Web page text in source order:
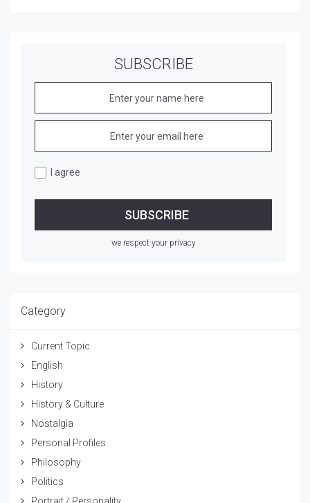
SUBSCRIBE
I agree
we respect your privacy
Category
Current Topic
English
History
History & Culture
Nostalgia
Personal Profiles
Philosophy
Politics